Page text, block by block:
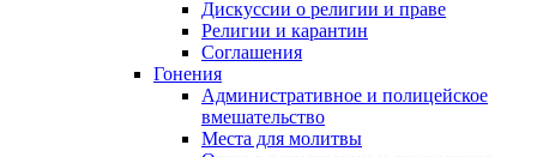
Дискуссии о религии и праве
Религии и карантин
Соглашения
Гонения
Административное и полицейское
вмешательство
Места для молитвы